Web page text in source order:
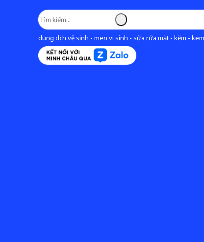
dung dịch vệ sinh - men vi sinh - sữa rửa mặt - kẽm -